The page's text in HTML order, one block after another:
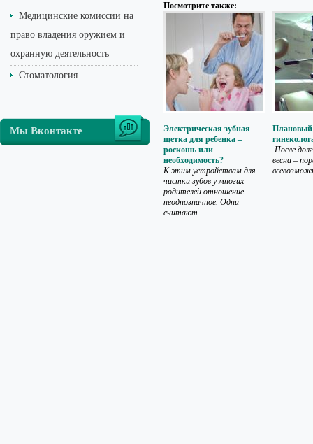
Медицинские комиссии на
право владения оружием и
охранную деятельность
Стоматология
Мы Вконтакте
Посмотрите также:
Электрическая зубная
щетка для ребенка –
роскошь или
необходимость?
К этим устройствам для
чистки зубов у многих
родителей отношение
неоднозначное. Одни
считают...
Плановый
После
весна –